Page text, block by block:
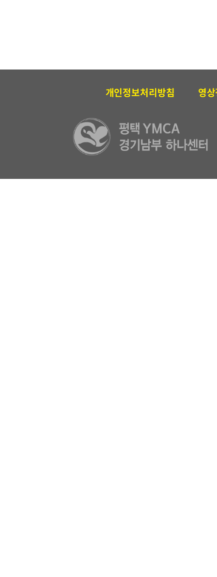
개인정보처리방침 영